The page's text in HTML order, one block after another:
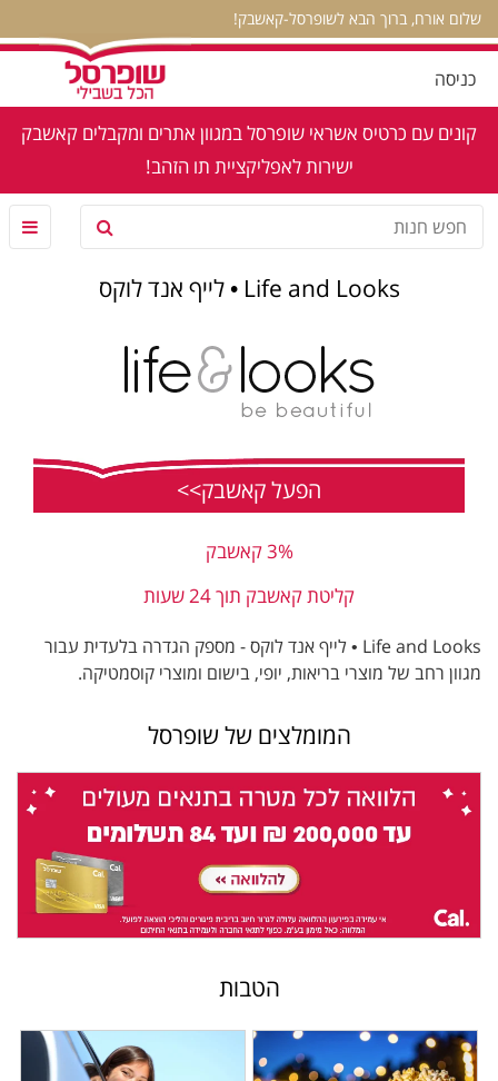
שלום אורח, ברוך הבא לשופרסל-קאשבק!
כניסה
קונים עם כרטיס אשראי שופרסל במגוון אתרים ומקבלים קאשבק
ישירות לאפליקציית תו הזהב!
Life and Looks • לייף אנד לוקס
הפעל קאשבק>>
3% קאשבק
קליטת קאשבק תוך 24 שעות
Life and Looks • לייף אנד לוקס - מספק הגדרה בלעדית עבור
מגוון רחב של מוצרי בריאות, יופי, בישום ומוצרי קוסמטיקה.
המומלצים של שופרסל
הטבות